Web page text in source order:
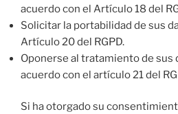
acuerdo con el Artículo 18 del
Solicitar la portabilidad de sus
Artículo 20 del RGPD.
Oponerse al tratamiento de sus
acuerdo con el artículo 21 del
Si ha otorgado su